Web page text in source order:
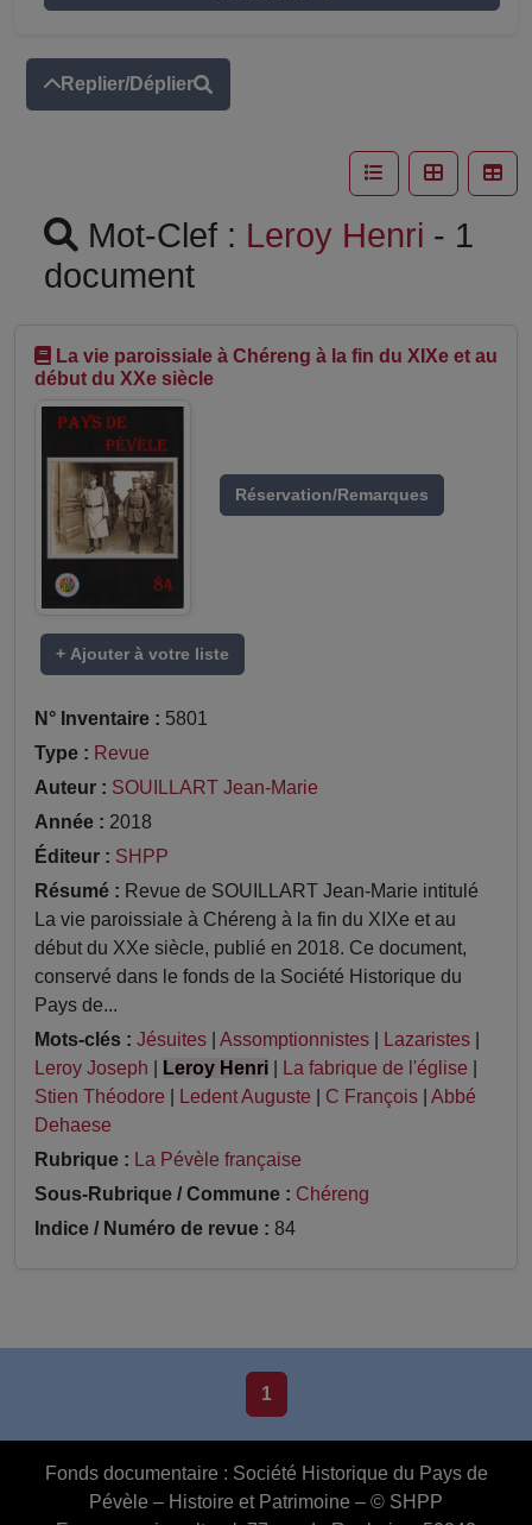
Replier/Déplier
Mot-Clef : Leroy Henri - 1
document
La vie paroissiale à Chéreng à la fin du XIXe et au
début du XXe siècle
Réservation/Remarques
+ Ajouter à votre liste
N° Inventaire : 5801
Type : Revue
Auteur : SOUILLART Jean-Marie
Année : 2018
Éditeur : SHPP
Résumé : Revue de SOUILLART Jean-Marie intitulé
La vie paroissiale à Chéreng à la fin du XIXe et au
début du XXe siècle, publié en 2018. Ce document,
conservé dans le fonds de la Société Historique du
Pays de...
Mots-clés : Jésuites Assomptionnistes Lazaristes
Leroy Joseph
Leroy Henri La fabrique de l'église
Stien Théodore
Ledent Auguste C François
Abbé
Dehaese
Rubrique : La Pévèle française
Sous-Rubrique / Commune : Chéreng
Indice / Numéro de revue : 84
1
Fonds documentaire : Société Historique du Pays de
Pévèle – Histoire et Patrimoine – © SHPP